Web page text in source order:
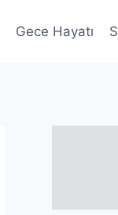
Gece Hayatı